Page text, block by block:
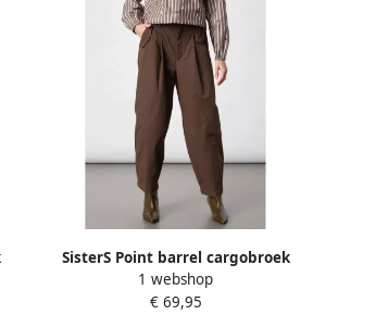
SisterS Point barrel cargobroek
bruin
1 webshop
€ 69,95